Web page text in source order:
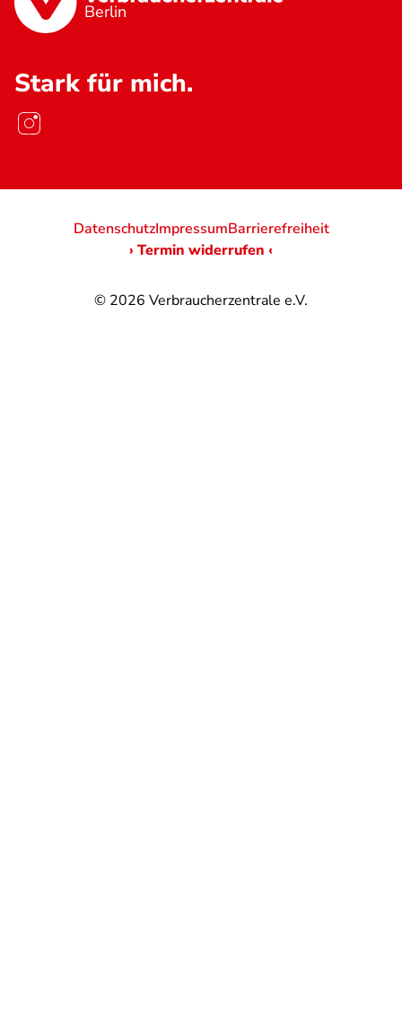
Berlin
Stark für mich.
© 2026 Verbraucherzentrale e.V.
DatenschutzImpressumBarrierefreiheit
› Termin widerrufen ‹